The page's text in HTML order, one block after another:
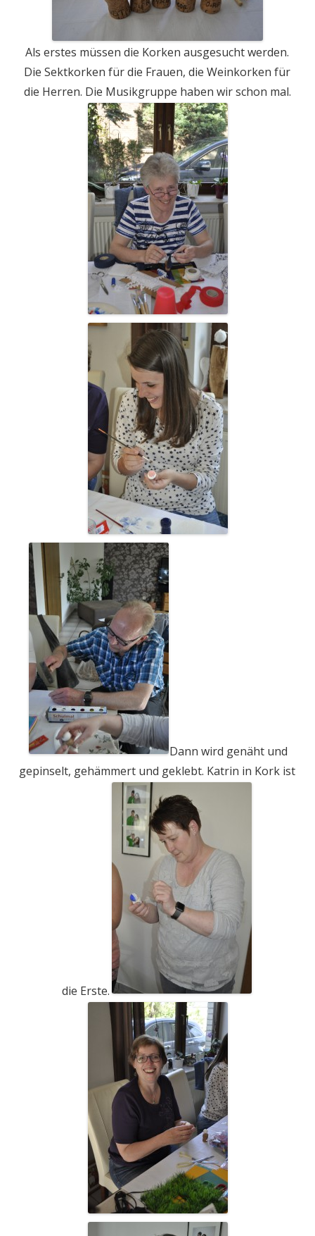
Als erstes müssen die Korken ausgesucht werden.
Die Sektkorken für die Frauen, die Weinkorken für
die Herren. Die Musikgruppe haben wir schon mal.
Dann wird genäht und
gepinselt, gehämmert und geklebt. Katrin in Kork ist
die Erste.